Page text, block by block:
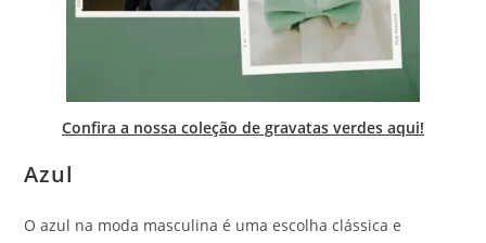
Confira a nossa coleção de gravatas verdes aqui!
Azul
O azul na moda masculina é uma escolha clássica e